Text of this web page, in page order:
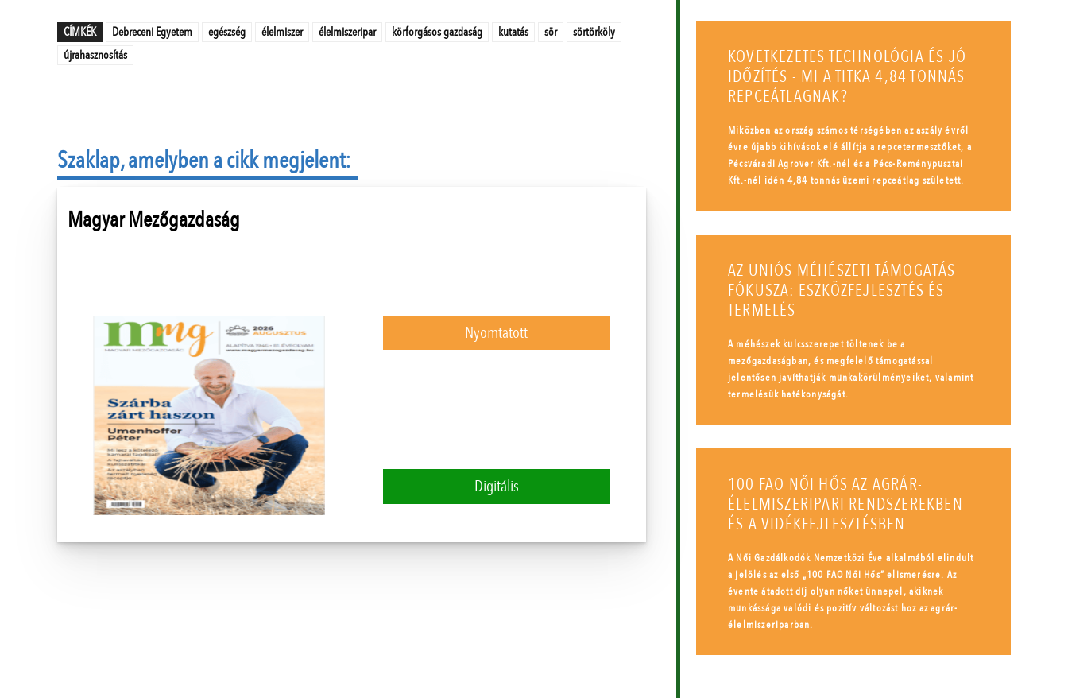
CÍMKÉK Debreceni Egyetem egészség élelmiszer élelmiszeripar körforgásos gazdaság kutatás sör
sörtörköly
újrahasznosítás
Szaklap, amelyben a cikk megjelent:
Magyar Mezőgazdaság
Nyomtatott
Digitális
KÖVETKEZETES TECHNOLÓGIA ÉS JÓ
IDŐZÍTÉS - MI A TITKA 4,84 TONNÁS
REPCEÁTLAGNAK?
Miközben az ország számos térségében az aszály évről
évre újabb kihívások elé állítja a repcetermesztőket, a
Pécsváradi Agrover Kft.-nél és a Pécs-Reménypusztai
Kft.-nél idén 4,84 tonnás üzemi repceátlag született.
AZ UNIÓS MÉHÉSZETI TÁMOGATÁS
FÓKUSZA: ESZKÖZFEJLESZTÉS ÉS
TERMELÉS
A méhészek kulcsszerepet töltenek be a
mezőgazdaságban, és megfelelő támogatással
jelentősen javíthatják munkakörülményeiket, valamint
termelésük hatékonyságát.
100 FAO NŐI HŐS AZ AGRÁR-
ÉLELMISZERIPARI RENDSZEREKBEN
ÉS A VIDÉKFEJLESZTÉSBEN
A Női Gazdálkodók Nemzetközi Éve alkalmából elindult
a jelölés az első „100 FAO Női Hős” elismerésre. Az
évente átadott díj olyan nőket ünnepel, akiknek
munkássága valódi és pozitív változást hoz az agrár-
élelmiszeriparban.